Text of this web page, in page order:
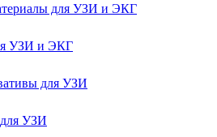
для УЗИ и ЭКГ
УЗИ и ЭКГ
для УЗИ
УЗИ